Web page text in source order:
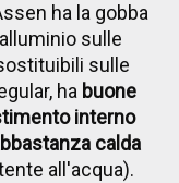
ha la gobba
sulle
sulle
ha buone
interno
calda
all'acqua).